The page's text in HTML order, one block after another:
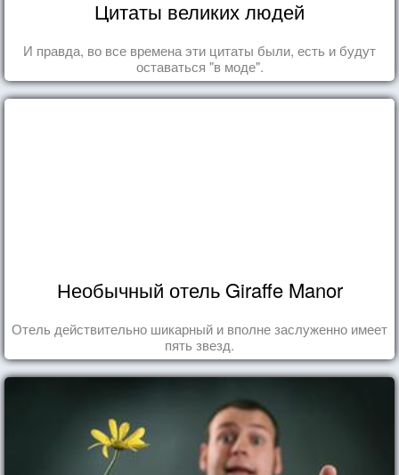
Цитаты великих людей
И правда, во все времена эти цитаты были, есть и будут
оставаться "в моде".
Необычный отель Giraffe Manor
Отель действительно шикарный и вполне заслуженно имеет
пять звезд.